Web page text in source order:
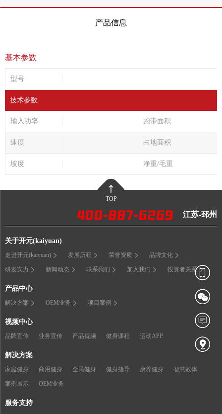
产品信息
基本参数
型号
技术参数
输入功率 跑带面积
速度 占地面积
坡度 净重/毛重
TOP
江苏-邳州
关于开元(kaiyuan)
走进开元(kaiyuan) 发展历程 荣誉资质 品牌文化
研发实力 新闻动态 联系我们 加入我们 投资者关系
产品中心
解决方案 OEM业务 项目案例
视频中心
品牌宣传 业务宣传 产品视频 健身课程 运动APP
解决方案
家庭健身 商用健身 全民健身 健身指导 康养健身 智慧教体
案例展示 OEM业务
服务支持